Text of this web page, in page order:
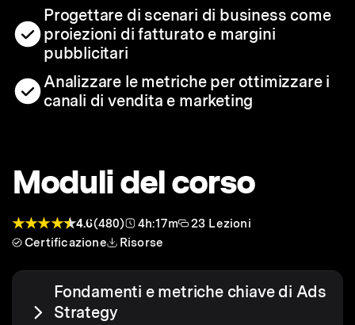
Progettare di scenari di business come
proiezioni di fatturato e margini
pubblicitari
Analizzare le metriche per ottimizzare i
canali di vendita e marketing
Moduli del corso
4.6(480) 4h:17m
23 Lezioni
Certificazione
Risorse
Fondamenti e metriche chiave di Ads
Strategy